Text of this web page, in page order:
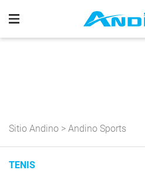
Sitio Andino > Andino Sports
TENIS